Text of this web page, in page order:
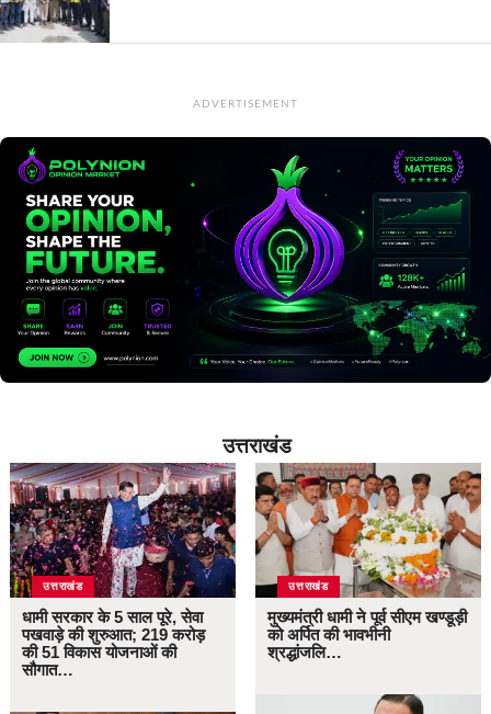
ADVERTISEMENT
उत्तराखंड
उत्तराखंड
धामी सरकार के 5 साल पूरे, सेवा
पखवाड़े की शुरुआत; 219 करोड़
की 51 विकास योजनाओं की
सौगात…
उत्तराखंड
मुख्यमंत्री धामी ने पूर्व सीएम खण्डूड़ी
को अर्पित की भावभीनी
श्रद्धांजलि…